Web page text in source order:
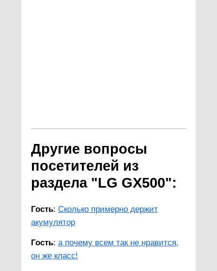
Другие вопросы
посетителей из
раздела "LG GX500":
Гость: Сколько примерно держит
акумулятор
Гость: а почему всем так не нравится,
он же класс!